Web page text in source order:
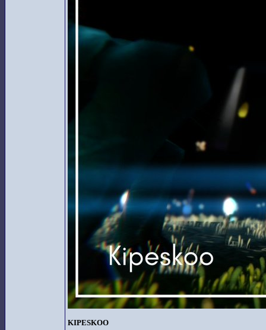
KIPESKOO